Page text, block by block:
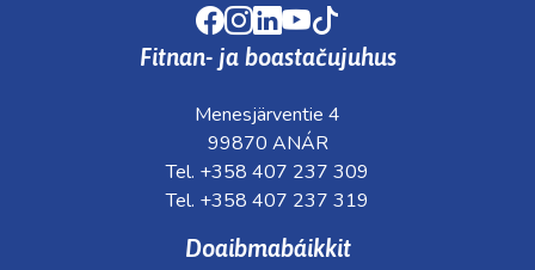
Facebook
Instagram
LinkedIn
Youtube
Fitnan- ja boastačujuhus
Menesjärventie 4
99870 ANÁR
Tel. +358 407 237 309
Tel. +358 407 237 319
Doaibmabáikkit